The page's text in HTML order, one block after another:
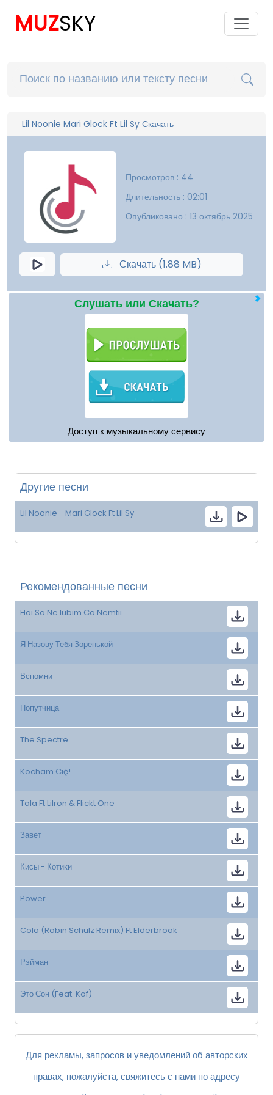
MUZSKY
Lil Noonie Mari Glock Ft Lil Sy Скачать
Просмотров : 44
Длительность : 02:01
Опубликовано : 13 октябрь 2025
Скачать (1.88 MB)
Слушать или Скачать?
Доступ к музыкальному сервису
Другие песни
Lil Noonie - Mari Glock Ft Lil Sy
Рекомендованные песни
Hai Sa Ne Iubim Ca Nemtii
Я Назову Тебя Зоренькой
Вспомни
Попутчица
The Spectre
Kocham Cię!
Tala Ft Lilron & Flickt One
Завет
Кисы - Котики
Power
Cola (Robin Schulz Remix) Ft Elderbrook
Рэйман
Это Сон (Feat. Kof)
Для рекламы, запросов и уведомлений об авторских
правах, пожалуйста, свяжитесь с нами по адресу